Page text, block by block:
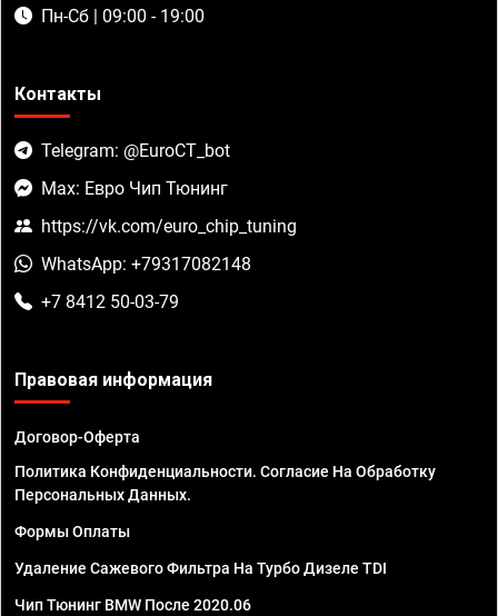
Пн-Сб | 09:00 - 19:00
Контакты
Telegram: @EuroCT_bot
Max: Евро Чип Тюнинг
https://vk.com/euro_chip_tuning
WhatsApp: +79317082148
+7 8412 50-03-79
Правовая информация
Договор-Оферта
Политика Конфиденциальности. Согласие На Обработку
Персональных Данных.
Формы Оплаты
Удаление Сажевого Фильтра На Турбо Дизеле TDI
Чип Тюнинг BMW После 2020.06